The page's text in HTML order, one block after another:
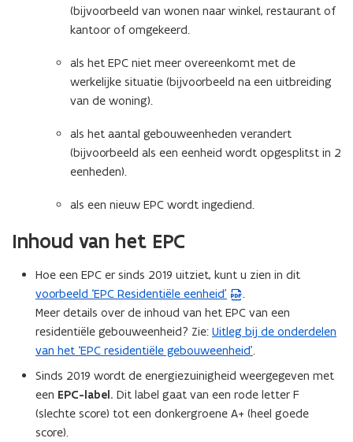
(bijvoorbeeld van wonen naar winkel, restaurant of
kantoor of omgekeerd.
als het EPC niet meer overeenkomt met de
werkelijke situatie (bijvoorbeeld na een uitbreiding
van de woning).
als het aantal gebouweenheden verandert
(bijvoorbeeld als een eenheid wordt opgesplitst in 2
eenheden).
als een nieuw EPC wordt ingediend.
Inhoud van het EPC
Hoe een EPC er sinds 2019 uitziet, kunt u zien in dit
voorbeeld ‘EPC Residentiële eenheid’
(
P
D
F
b
e
s
t
.
Meer details over de inhoud van het EPC van een
residentiële gebouweenheid? Zie: Uitleg bij de onderdelen
van het ‘EPC residentiële gebouweenheid’.
Sinds 2019 wordt de energiezuinigheid weergegeven met
een EPC-label. Dit label gaat van een rode letter F
(slechte score) tot een donkergroene A+ (heel goede
score).